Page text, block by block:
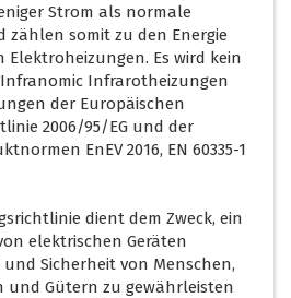
Strom als normale
zählen somit zu den Energie
Es wird kein
Infrarotheizungen
der Europäischen
2006/95/EG und der
EnEV 2016, EN 60335-1
dient dem Zweck, ein
elektrischen Geräten
Sicherheit von Menschen,
und Gütern zu gewährleisten